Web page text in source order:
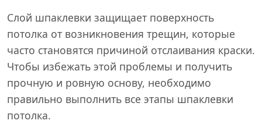
Слой шпаклевки защищает поверхность
потолка от возникновения трещин, которые
часто становятся причиной отслаивания краски.
Чтобы избежать этой проблемы и получить
прочную и ровную основу, необходимо
правильно выполнить все этапы шпаклевки
потолка.